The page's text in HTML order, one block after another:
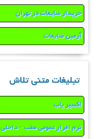
خریدار ضایعات در تهران
آرمین ضایعات
تبلیغات متنی تلاش
اکسیر یاب
نرم افزار عمومی مطب – داخلی